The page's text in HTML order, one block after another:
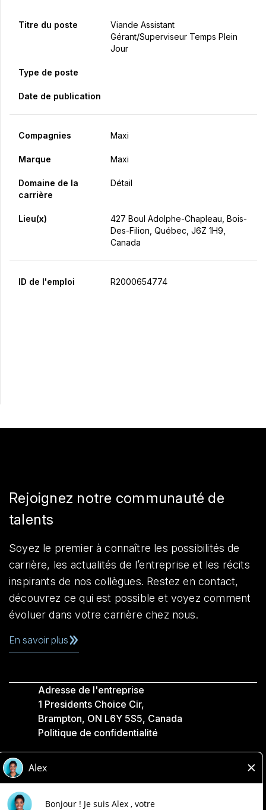
Titre du poste
Viande Assistant
Gérant/Superviseur Temps Plein
Jour
Type de poste
Date de publication
Compagnies Maxi
Marque Maxi
Domaine de la
carrière
Détail
Lieu(x)
427 Boul Adolphe-Chapleau, Bois-
Des-Filion, Québec, J6Z 1H9,
Canada
ID de l'emploi R2000654774
Rejoignez notre communauté de
talents
Soyez le premier à connaître les possibilités de
carrière, les actualités de l’entreprise et les récits
inspirants de nos collègues. Restez en contact,
découvrez ce qui est possible et voyez comment
évoluer dans votre carrière chez nous.
En savoir plus
Adresse de l'entreprise
1 Presidents Choice Cir,
Brampton, ON L6Y 5S5, Canada
Politique de confidentialité
Accessibilité
Compagnies Loblaw